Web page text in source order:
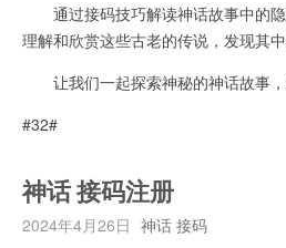
通过接码技巧解读神话故事中的隐
理解和欣赏这些古老的传说，发现其中
让我们一起探索神秘的神话故事，
#32#
神话 接码注册
2024年4月26日 神话 接码